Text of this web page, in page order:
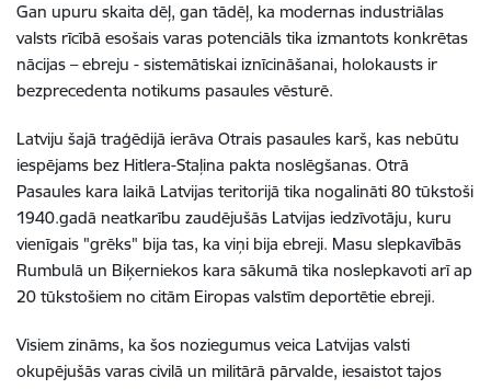
Gan upuru skaita dēļ, gan tādēļ, ka modernas industriālas
valsts rīcībā esošais varas potenciāls tika izmantots konkrētas
nācijas – ebreju - sistemātiskai iznīcināšanai, holokausts ir
bezprecedenta notikums pasaules vēsturē.
Latviju šajā traģēdijā ierāva Otrais pasaules karš, kas nebūtu
iespējams bez Hitlera-Staļina pakta noslēgšanas. Otrā
Pasaules kara laikā Latvijas teritorijā tika nogalināti 80 tūkstoši
1940.gadā neatkarību zaudējušās Latvijas iedzīvotāju, kuru
vienīgais "grēks" bija tas, ka viņi bija ebreji. Masu slepkavībās
Rumbulā un Biķerniekos kara sākumā tika noslepkavoti arī ap
20 tūkstošiem no citām Eiropas valstīm deportētie ebreji.
Visiem zināms, ka šos noziegumus veica Latvijas valsti
okupējušās varas civilā un militārā pārvalde, iesaistot tajos